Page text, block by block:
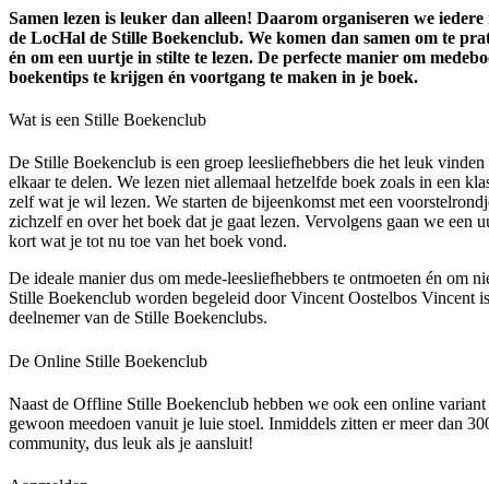
Samen lezen is leuker dan alleen! Daarom organiseren we
de LocHal de Stille Boekenclub. We komen dan samen om te
én om een uurtje in stilte te lezen. De perfecte manier om
boekentips te krijgen én voortgang te maken in je boek.
Wat is een Stille Boekenclub
De Stille Boekenclub is een groep leesliefhebbers die het leuk
elkaar te delen. We lezen niet allemaal hetzelfde boek zoals in een
zelf wat je wil lezen. We starten de bijeenkomst met een
zichzelf en over het boek dat je gaat lezen. Vervolgens gaan we een
kort wat je tot nu toe van het boek vond.
De ideale manier dus om mede-leesliefhebbers te ontmoeten én om
Stille Boekenclub worden begeleid door Vincent Oostelbos Vincent
deelnemer van de Stille Boekenclubs.
De Online Stille Boekenclub
Naast de Offline Stille Boekenclub hebben we ook een online
gewoon meedoen vanuit je luie stoel. Inmiddels zitten er meer dan
community, dus leuk als je aansluit!